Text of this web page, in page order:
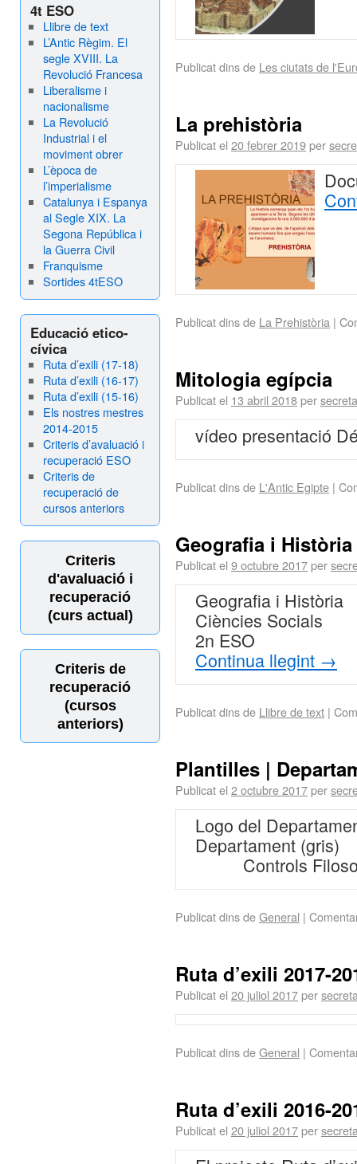
4t ESO
Llibre de text
L’Antic Règim. El
segle XVIII. La
Revolució Francesa
Liberalisme i
nacionalisme
La Revolució
Industrial i el
moviment obrer
L’època de
l’imperialisme
Catalunya i Espanya
al Segle XIX. La
Segona República i
la Guerra Civil
Franquisme
Sortides 4tESO
Educació etico-
cívica
Ruta d’exili (17-18)
Ruta d’exili (16-17)
Ruta d’exili (15-16)
Els nostres mestres
2014-2015
Criteris d’avaluació i
recuperació ESO
Criteris de
recuperació de
cursos anteriors
Criteris
d'avaluació i
recuperació
(curs actual)
Criteris de
recuperació
(cursos
anteriors)
Publicat dins de Les ciutats de
La prehistòria
Publicat el 20 febrer 2019per
Publicat dins de La Prehistòria |
Mitologia egípcia
Publicat el 13 abril 2018per
vídeo presentació
Publicat dins de L'Antic Egipte |
Geografia i Història
Publicat el 9 octubre 2017per
Geografia i Història
Ciències Socials
2n ESO
Continua llegint →
Publicat dins de Llibre de text |
Plantilles |
Publicat el 2 octubre 2017per
Logo del
Departament
Controls
Publicat dins deGeneral |
Ruta d’exili 2017-
Publicat el 20 juliol 2017per
Publicat dins deGeneral |
Ruta d’exili 2016-
Publicat el 20 juliol 2017per